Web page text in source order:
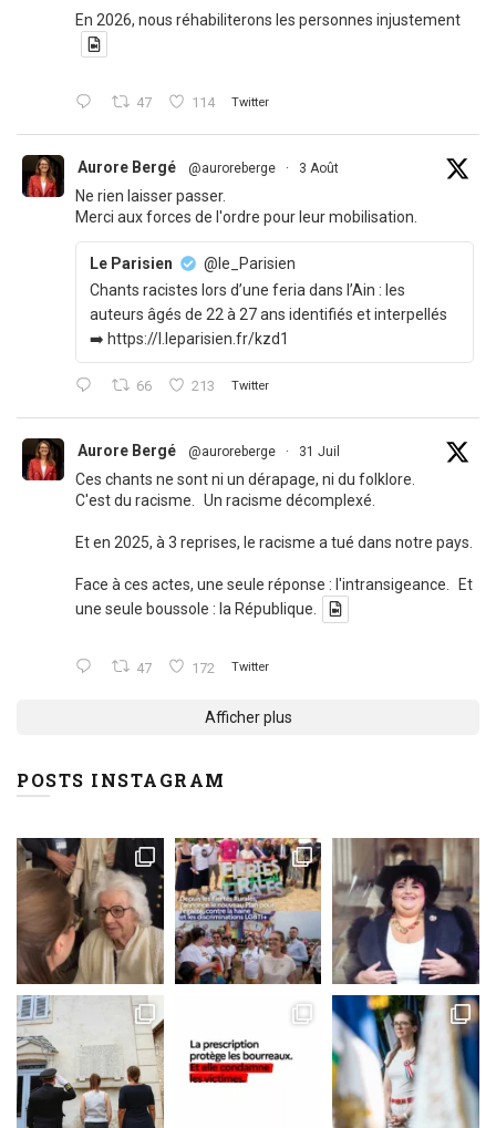
En 2026, nous réhabiliterons les personnes injustement
47 114 Twitter
Aurore Bergé @auroreberge · 3 Août
Ne rien laisser passer.
Merci aux forces de l'ordre pour leur mobilisation.
Le Parisien
@le_Parisien
Chants racistes lors d’une feria dans l’Ain : les
auteurs âgés de 22 à 27 ans identifiés et interpellés
➡️ https://l.leparisien.fr/kzd1
66 213 Twitter
Aurore Bergé @auroreberge · 31 Juil
Ces chants ne sont ni un dérapage, ni du folklore.
C'est du racisme. Un racisme décomplexé.
Et en 2025, à 3 reprises, le racisme a tué dans notre pays.
Face à ces actes, une seule réponse : l'intransigeance. Et
une seule boussole : la République.
47 172 Twitter
Afficher plus
POSTS INSTAGRAM